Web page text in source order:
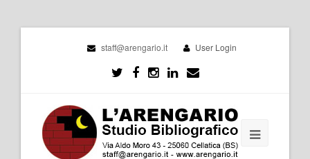
staff@arengario.it User Login